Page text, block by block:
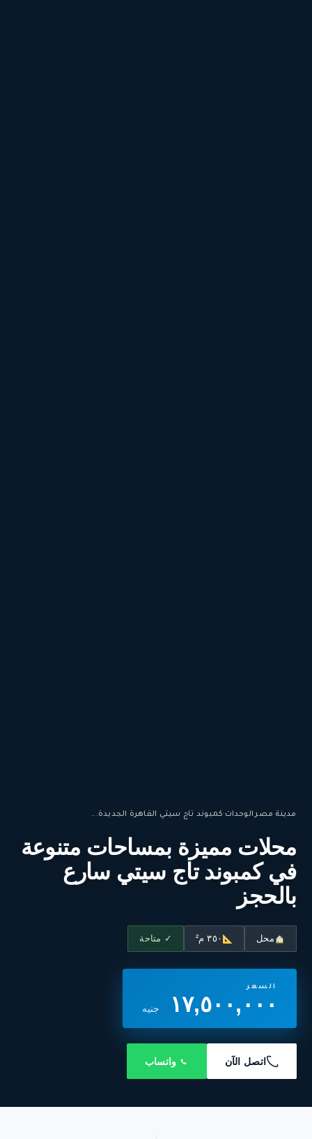
مدينة مصر·الوحدات·كمبوند تاج سيتي القاهرة الجديدة...
محلات مميزة بمساحات متنوعة
في كمبوند تاج سيتي سارع
بالحجز
محل ٣٥٠ م² ✓ متاحة
السعر
١٧,٥٠٠,٠٠٠ جنيه
اتصل الآن واتساب